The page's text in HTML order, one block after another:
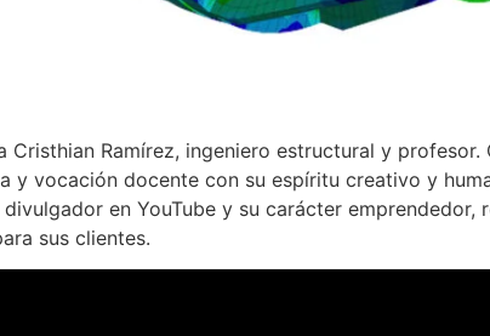
Cristhian Ramírez, ingeniero estructural y
y vocación docente con su espíritu creativo y
en YouTube y su carácter
sus clientes.